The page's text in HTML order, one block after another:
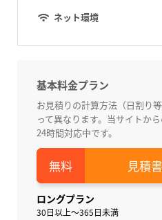
ネット環境
基本料金プラン
お見積りの計算方法（日割り
って異なります。当サイトか
24時間対応中です。
見積
ロングプラン
30日以上～365日未満